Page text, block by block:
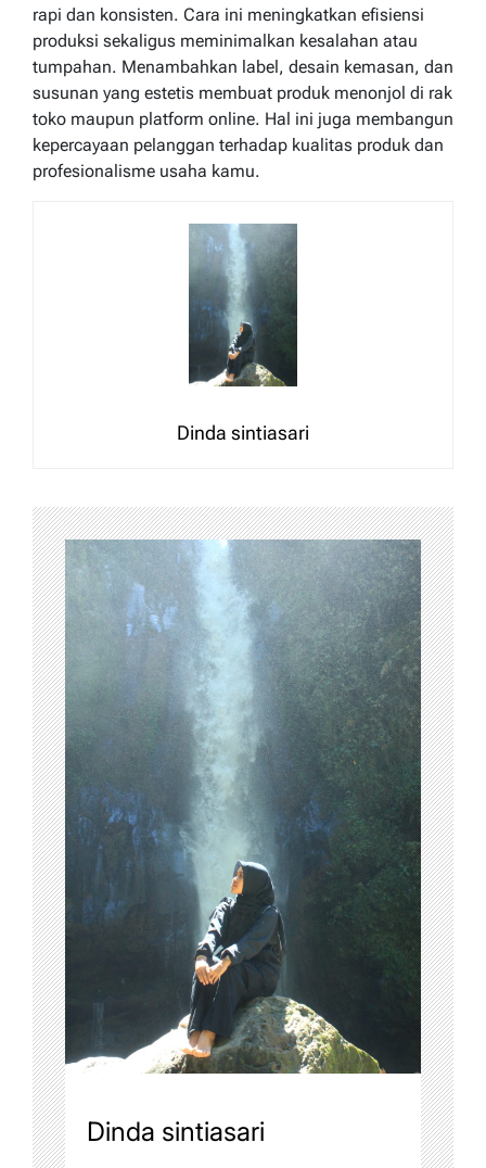
rapi dan konsisten. Cara ini meningkatkan efisiensi
produksi sekaligus meminimalkan kesalahan atau
tumpahan. Menambahkan label, desain kemasan, dan
susunan yang estetis membuat produk menonjol di rak
toko maupun platform online. Hal ini juga membangun
kepercayaan pelanggan terhadap kualitas produk dan
profesionalisme usaha kamu.
Dinda sintiasari
Dinda sintiasari